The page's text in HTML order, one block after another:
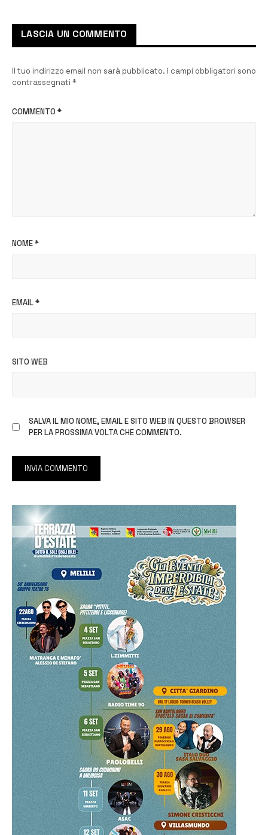
LASCIA UN COMMENTO
Il tuo indirizzo email non sarà pubblicato. I campi obbligatori sono
contrassegnati *
COMMENTO *
NOME*
EMAIL*
SITO WEB
SALVA IL MIO NOME, EMAIL E SITO WEB IN QUESTO BROWSER
PER LA PROSSIMA VOLTA CHE COMMENTO.